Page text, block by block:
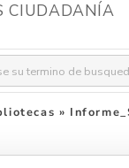
CIUDADANÍA
»